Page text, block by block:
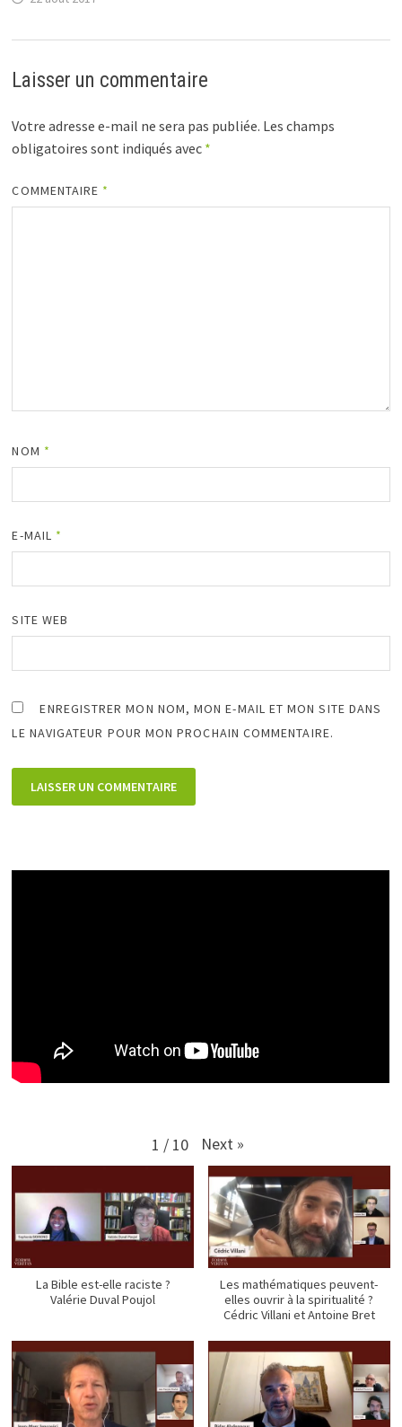
Laisser un commentaire
Votre adresse e-mail ne sera pas publiée. Les champs
obligatoires sont indiqués avec *
COMMENTAIRE *
NOM *
E-MAIL *
SITE WEB
ENREGISTRER MON NOM, MON E-MAIL ET MON SITE DANS
LE NAVIGATEUR POUR MON PROCHAIN COMMENTAIRE.
1 / 10 Next »
La Bible est-elle raciste ?
Valérie Duval Poujol
Les mathématiques peuvent-
elles ouvrir à la spiritualité ?
Cédric Villani et Antoine Bret